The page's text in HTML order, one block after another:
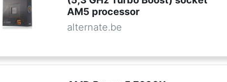
AM5 processor
alternate.be